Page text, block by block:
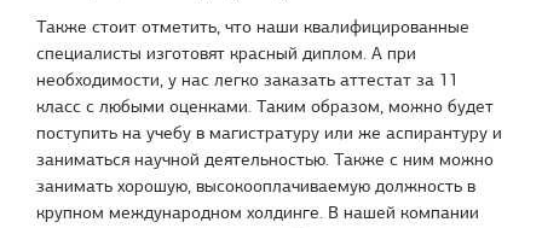
Также стоит отметить, что наши квалифицированные
специалисты изготовят красный диплом. А при
необходимости, у нас легко заказать аттестат за 11
класс с любыми оценками. Таким образом, можно будет
поступить на учебу в магистратуру или же аспирантуру и
заниматься научной деятельностью. Также с ним можно
занимать хорошую, высокооплачиваемую должность в
крупном международном холдинге. В нашей компании